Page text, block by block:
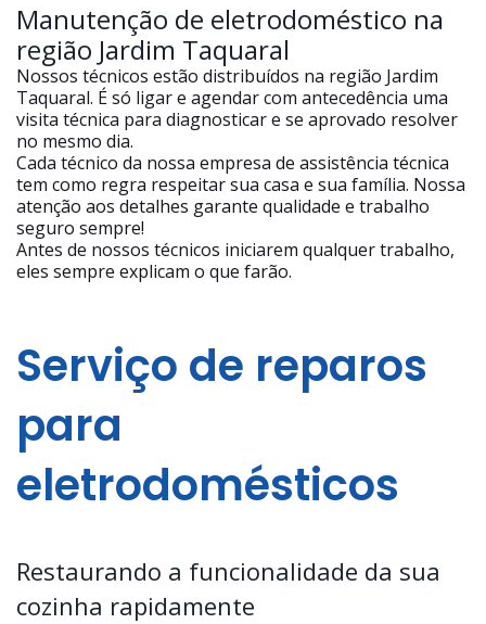
Manutenção de eletrodoméstico na
região Jardim Taquaral
Nossos técnicos estão distribuídos na região Jardim
Taquaral. É só ligar e agendar com antecedência uma
visita técnica para diagnosticar e se aprovado resolver
no mesmo dia.
Cada técnico da nossa empresa de assistência técnica
tem como regra respeitar sua casa e sua família. Nossa
atenção aos detalhes garante qualidade e trabalho
seguro sempre!
Antes de nossos técnicos iniciarem qualquer trabalho,
eles sempre explicam o que farão.
Serviço de reparos
para
eletrodomésticos
Restaurando a funcionalidade da sua
cozinha rapidamente